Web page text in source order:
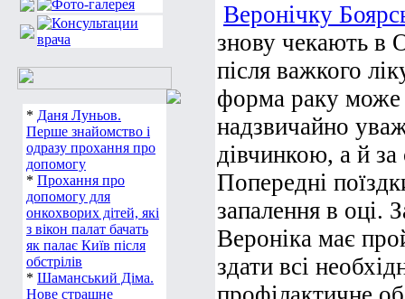
* Даня Луньов.
Перше знайомство і
одразу прохання про
допомогу
* Прохання про
допомогу для
онкохворих дітей, які
з вікон палат бачать
як палає Київ після
обстрілів
* Шаманський Діма.
Нове страшне
Веронічку
знову чекають в
після важкого
форма раку може
надзвичайно
дівчинкою, а й
Попередні
запалення в оці.
Вероніка має
здати всі